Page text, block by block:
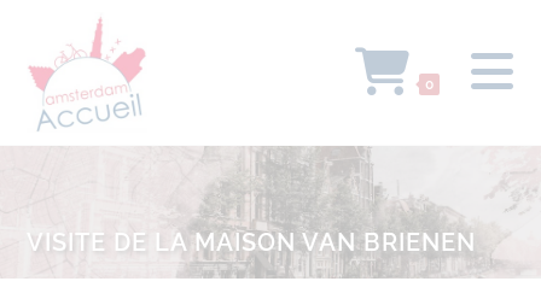
0
VISITE DE LA MAISON VAN BRIENEN